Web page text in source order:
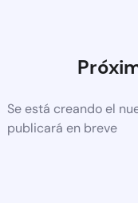
Se está creando el
publicará en breve